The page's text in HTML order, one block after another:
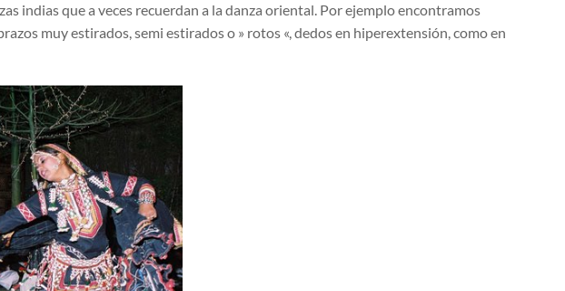
indias que a veces recuerdan a la danza oriental. Por ejemplo encontramos
muy estirados, semi estirados o » rotos «, dedos en hiperextensión, como en